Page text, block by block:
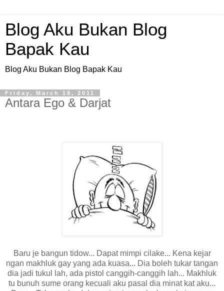
Blog Aku Bukan Blog
Bapak Kau
Blog Aku Bukan Blog Bapak Kau
Friday, March 18, 2011
Antara Ego & Darjat
Baru je bangun tidow... Dapat mimpi cilake... Kena kejar
ngan makhluk gay yang ada kuasa... Dia boleh tukar tangan
dia jadi tukul lah, ada pistol canggih-canggih lah... Makhluk
tu bunuh sume orang kecuali aku pasal dia minat kat aku...